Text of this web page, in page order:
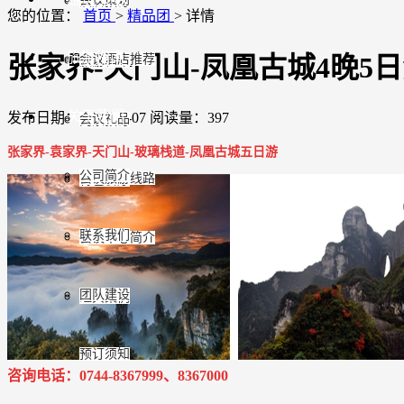
旅游租车
门票预订
特色餐厅
会议酒店推荐
会议礼品
会议旅游线路
会议中心简介
经典案例
旅游指南
关于我们
公司简介
联系我们
团队建设
预订须知
您的位置： 首页 > 精品团 > 详情
张家界-天门山-凤凰古城4晚5
发布日期：2020-05-07 阅读量：397
张家界-袁家界-天门山-玻璃栈道-凤凰古城五日游
咨询电话：0744-8367999、8367000